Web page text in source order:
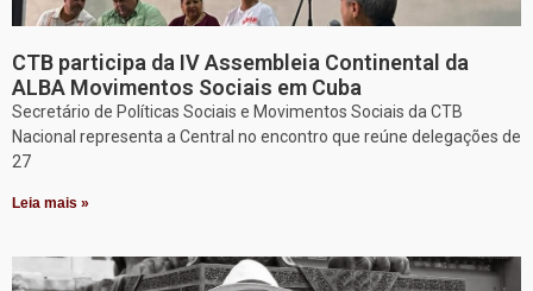
CTB participa da IV Assembleia Continental da
ALBA Movimentos Sociais em Cuba
Secretário de Políticas Sociais e Movimentos Sociais da CTB
Nacional representa a Central no encontro que reúne delegações de
27
Leia mais »